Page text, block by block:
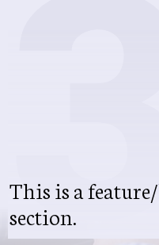
This is a
section.